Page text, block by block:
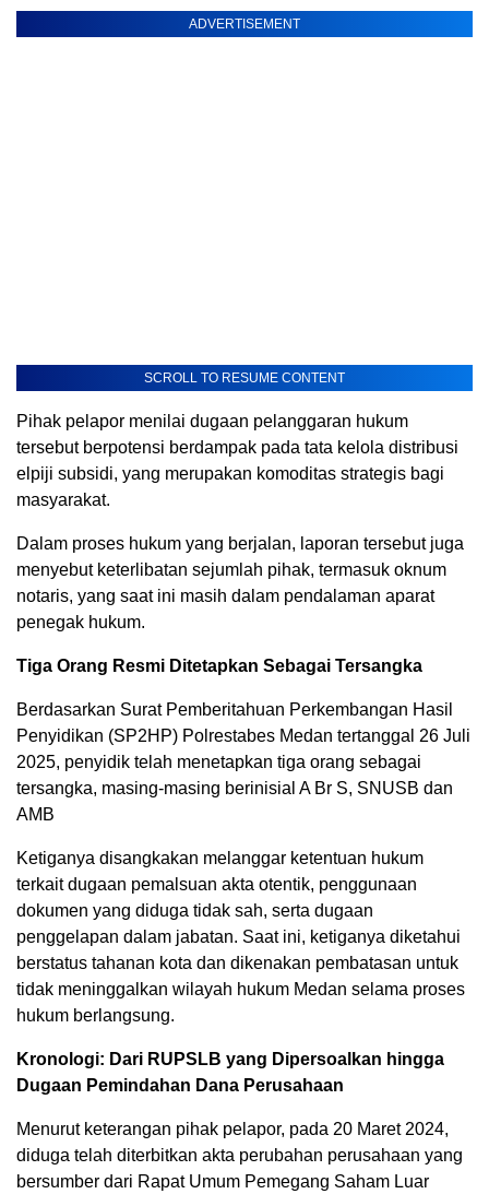
ADVERTISEMENT
SCROLL TO RESUME CONTENT
Pihak pelapor menilai dugaan pelanggaran hukum
tersebut berpotensi berdampak pada tata kelola distribusi
elpiji subsidi, yang merupakan komoditas strategis bagi
masyarakat.
Dalam proses hukum yang berjalan, laporan tersebut juga
menyebut keterlibatan sejumlah pihak, termasuk oknum
notaris, yang saat ini masih dalam pendalaman aparat
penegak hukum.
Tiga Orang Resmi Ditetapkan Sebagai Tersangka
Berdasarkan Surat Pemberitahuan Perkembangan Hasil
Penyidikan (SP2HP) Polrestabes Medan tertanggal 26 Juli
2025, penyidik telah menetapkan tiga orang sebagai
tersangka, masing-masing berinisial A Br S, SNUSB dan
AMB
Ketiganya disangkakan melanggar ketentuan hukum
terkait dugaan pemalsuan akta otentik, penggunaan
dokumen yang diduga tidak sah, serta dugaan
penggelapan dalam jabatan. Saat ini, ketiganya diketahui
berstatus tahanan kota dan dikenakan pembatasan untuk
tidak meninggalkan wilayah hukum Medan selama proses
hukum berlangsung.
Kronologi: Dari RUPSLB yang Dipersoalkan hingga
Dugaan Pemindahan Dana Perusahaan
Menurut keterangan pihak pelapor, pada 20 Maret 2024,
diduga telah diterbitkan akta perubahan perusahaan yang
bersumber dari Rapat Umum Pemegang Saham Luar